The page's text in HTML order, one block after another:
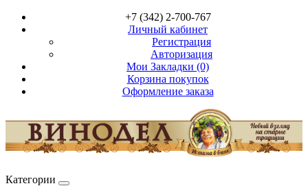
+7 (342) 2-700-767
Личный кабинет
Регистрация
Авторизация
Мои Закладки (0)
Корзина покупок
Оформление заказа
Категории